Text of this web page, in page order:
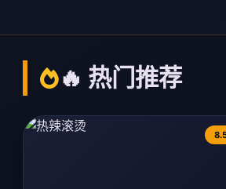
🔥 热门推荐